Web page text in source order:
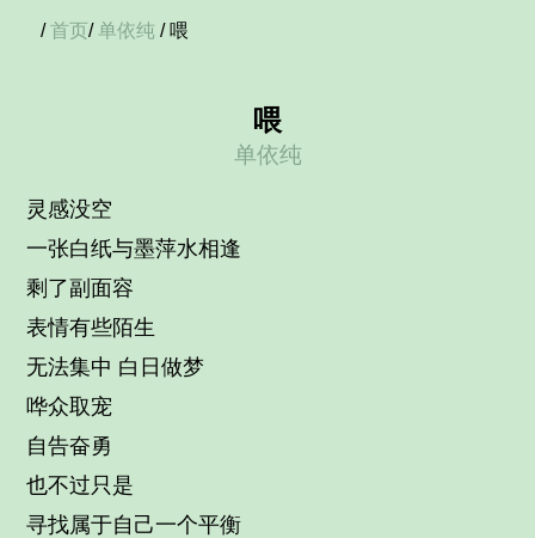
/首页/单依纯 / 喂
喂
单依纯
灵感没空
一张白纸与墨萍水相逢
剩了副面容
表情有些陌生
无法集中 白日做梦
哗众取宠
自告奋勇
也不过只是
寻找属于自己一个平衡